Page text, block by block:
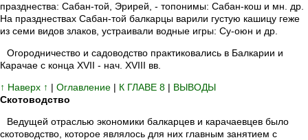
празднества: Сабан-той, Эрирей, - топонимы: Сабан-кош и мн. др.
На празднествах Сабан-той балкарцы варили густую кашицу геже
из семи видов злаков, устраивали водные игры: Су-оюн и др.
Огородничество и садоводство практиковались в Балкарии и
Карачае с конца XVII - нач. XVIII вв.
↑ Наверх ↑ | Оглавление | К ГЛАВЕ 8 | ВЫВОДЫ
Скотоводство
Ведущей отраслью экономики балкарцев и карачаевцев было
скотоводство, которое являлось для них главным занятием с